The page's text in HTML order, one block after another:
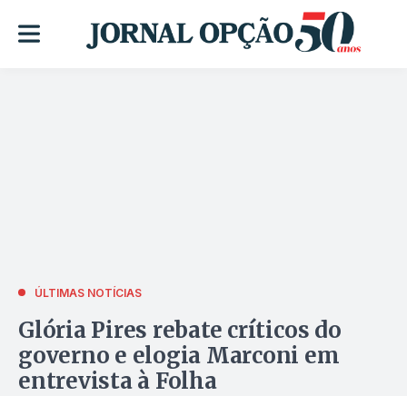
ÚLTIMAS NOTÍCIAS
Glória Pires rebate críticos do
governo e elogia Marconi em
entrevista à Folha